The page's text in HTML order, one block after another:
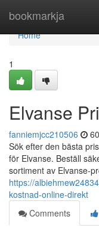
bookmarkja
Home
Home
1
Elvanse
fanniemjcc210506
Sök efter den bästa
för Elvanse. Beställ
sortiment av Elvanse-
https://
kostnad-online-direkt
Comments